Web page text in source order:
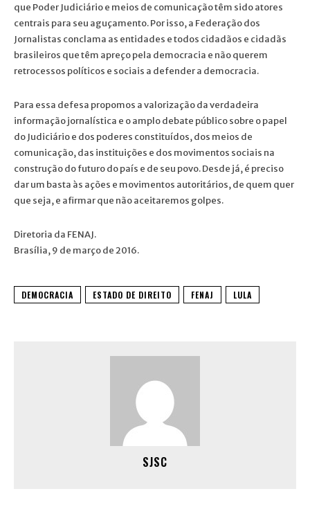
que Poder Judiciário e meios de comunicação têm sido atores
centrais para seu aguçamento. Por isso, a Federação dos
Jornalistas conclama as entidades e todos cidadãos e cidadãs
brasileiros que têm apreço pela democracia e não querem
retrocessos políticos e sociais a defender a democracia.
Para essa defesa propomos a valorização da verdadeira
informação jornalística e o amplo debate público sobre o papel
do Judiciário e dos poderes constituídos, dos meios de
comunicação, das instituições e dos movimentos sociais na
construção do futuro do país e de seu povo. Desde já, é preciso
dar um basta às ações e movimentos autoritários, de quem quer
que seja, e afirmar que não aceitaremos golpes.
Diretoria da FENAJ.
Brasília, 9 de março de 2016.
DEMOCRACIA ESTADO DE DIREITO FENAJ LULA
SJSC